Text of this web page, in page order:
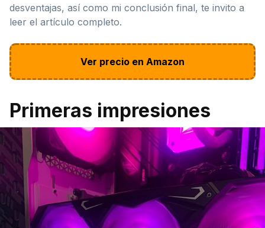
desventajas, así como mi conclusión final, te invito a
leer el artículo completo.
Ver precio en Amazon
Primeras impresiones